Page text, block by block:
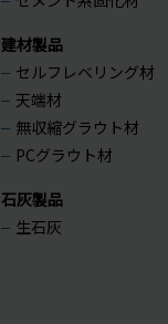
建材製品
セルフレベリング材
天端材
無収縮グラウト材
PCグラウト材
石灰製品
生石灰